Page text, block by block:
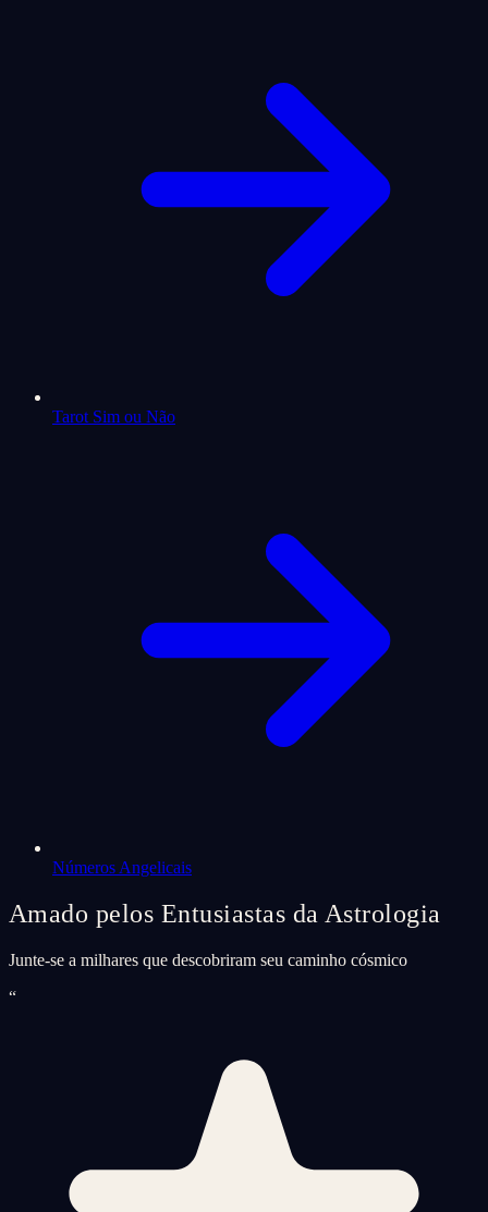
Tarot Sim ou Não
Números Angelicais
Amado pelos Entusiastas da Astrologia
Junte-se a milhares que descobriram seu caminho cósmico
“